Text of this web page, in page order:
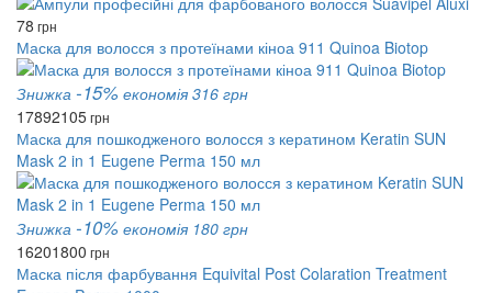
78 грн
Маска для волосся з протеїнами кіноа 911 Quinoa Biotop
Знижка -15% економія 316 грн
17892105грн
Маска для пошкодженого волосся з кератином Keratin SUN
Mask 2 in 1 Eugene Perma 150 мл
Знижка -10% економія 180 грн
16201800 грн
Маска після фарбування Equivital Post Colaration Treatment